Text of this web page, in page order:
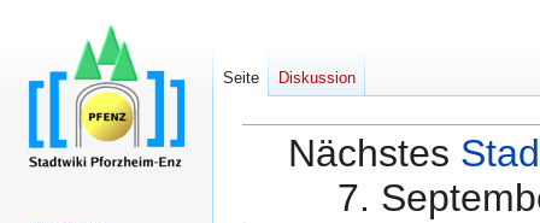
Nächstes
7.
Seite Diskussion